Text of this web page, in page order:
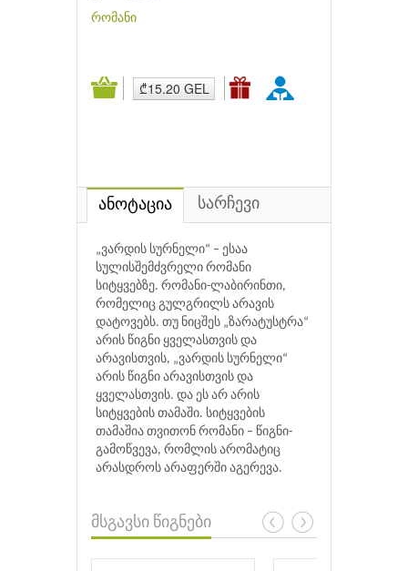
რომანი
₾15.20 GEL
ანოტაცია სარჩევი
„ვარდის სურნელი“ – ესაა
სულისშემძვრელი რომანი
სიტყვებზე. რომანი-ლაბირინთი,
რომელიც გულგრილს არავის
დატოვებს. თუ ნიცშეს „ზარატუსტრა“
არის წიგნი ყველასთვის და
არავისთვის, „ვარდის სურნელი“
არის წიგნი არავისთვის და
ყველასთვის. და ეს არ არის
სიტყვების თამაში. სიტყვების
თამაშია თვითონ რომანი – წიგნი-
გამოწვევა, რომლის არომატიც
არასდროს არაფერში აგერევა.
მსგავსი წიგნები